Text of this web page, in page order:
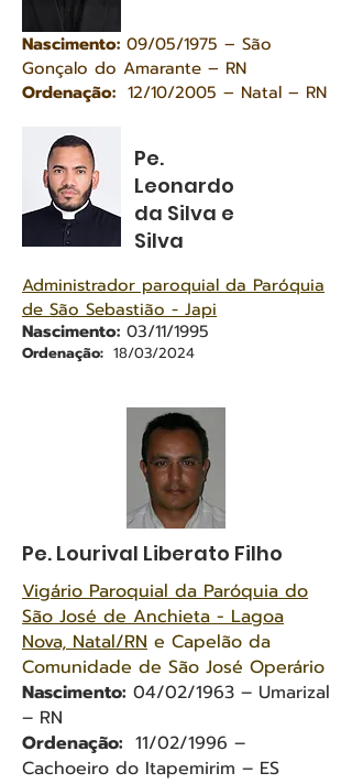
Nascimento: 09/05/1975 – São
Gonçalo do Amarante – RN
Ordenação: 12/10/2005 – Natal – RN
Pe.
Leonardo
da Silva e
Silva
Administrador paroquial da Paróquia
de São Sebastião - Japi
Nascimento: 03/11/1995
Ordenação: 18/03/2024
Pe. Lourival Liberato Filho
Vigário Paroquial da Paróquia do
São José de Anchieta - Lagoa
Nova, Natal/RN e Capelão da
Comunidade de São José Operário
Nascimento: 04/02/1963 – Umarizal
– RN
Ordenação: 11/02/1996 –
Cachoeiro do Itapemirim – ES